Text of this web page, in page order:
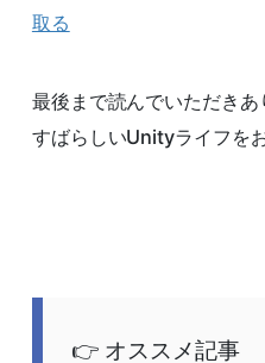
取る
最後まで読んでいただきあ
すばらしいUnityライフを
オススメ記事